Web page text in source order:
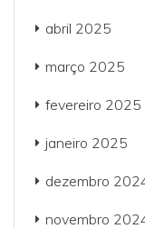
abril 2025
março 2025
fevereiro 2025
janeiro 2025
dezembro
novembro